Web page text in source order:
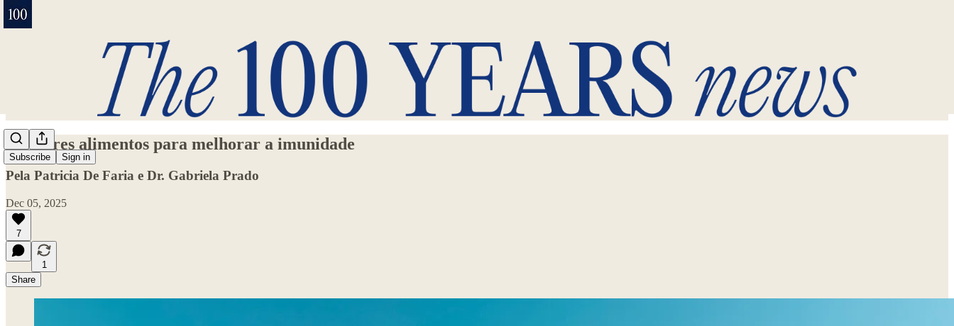
Subscribe Sign in
⁠Melhores alimentos para melhorar a imunidade
Pela Patricia De Faria e Dr. Gabriela Prado
Dec 05, 2025
7
1
Share